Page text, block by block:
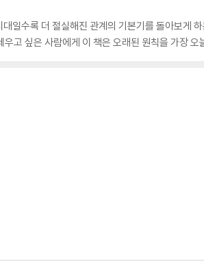
일수록 더 절실해진 관계의 기본기를 돌아보게
고 싶은 사람에게 이 책은 오래된 원칙을 가장 오